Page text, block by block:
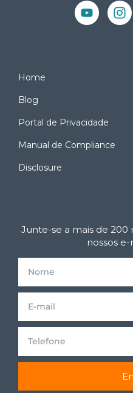
Home
Blog
Portal de Privacidade
Manual de Compliance
Disclosure
Junte-se a mais de
nossos